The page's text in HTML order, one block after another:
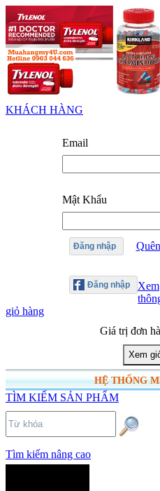
KHÁCH HÀNG
Email
Mật Khẩu
Đăng nhập
Xem
giỏ hàng
Giá trị đơn
HỆ THỐNG
TÌM KIẾM SẢN PHẨM
Tìm kiếm nâng cao